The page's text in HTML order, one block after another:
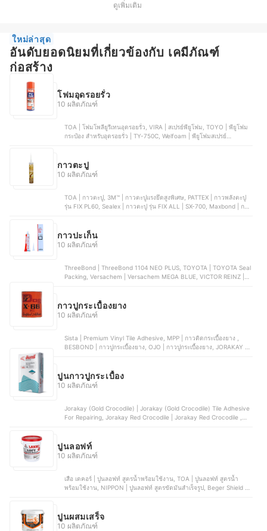
ดูเพิ่มเติม
ใหม่ล่าสุด
อันดับยอดนิยมที่เกี่ยวข้องกับ เคมีภัณฑ์
ก่อสร้าง
โฟมอุดรอยรั่ว
10 ผลิตภัณฑ์
TOA | โฟมโพลียูรีเทนอุดรอยรั่ว, VIRA | สเปรย์พียูโฟม, TOYO | พียูโฟม
กระป๋อง สำหรับอุดรอยรั่ว | TY-750C, Welfoam | พียูโฟมสเปรย์
กาวตะปู
10 ผลิตภัณฑ์
TOA | กาวตะปู, 3M™ | กาวตะปูแรงยึดสูงพิเศษ, PATTEX | กาวพลังตะปู
รุ่น FIX PL60, Sealex | กาวตะปู รุ่น FIX ALL | SX-700, Maxbond | กาว
กาวปะเก็น
10 ผลิตภัณฑ์
ThreeBond | ThreeBond 1104 NEO PLUS, TOYOTA | TOYOTA Seal
Packing, Versachem | Versachem MEGA BLUE, VICTOR REINZ |
กาวปูกระเบื้องยาง
10 ผลิตภัณฑ์
Sista | Premium Vinyl Tile Adhesive, MPP | กาวติดกระเบื้องยาง ,
BESBOND | กาวปูกระเบื้องยาง, OJO | กาวปูกระเบื้องยาง, JORAKAY |
ปูนกาวปูกระเบื้อง
10 ผลิตภัณฑ์
Jorakay (Gold Crocodile) | Jorakay (Gold Crocodile) Tile Adhesive
For Repairing, Jorakay Red Crocodile | Jorakay Red Crocodile ,
ปูนลอฟท์
10 ผลิตภัณฑ์
เสือ เดคอร์ | ปูนลอฟท์ สูตรน้ำพร้อมใช้งาน, TOA | ปูนลอฟท์ สูตรน้ำ
พร้อมใช้งาน, NIPPON | ปูนลอฟท์ สูตรขัดมันสำเร็จรูป, Beger Shield |
ปูนผสมเสร็จ
10 ผลิตภัณฑ์